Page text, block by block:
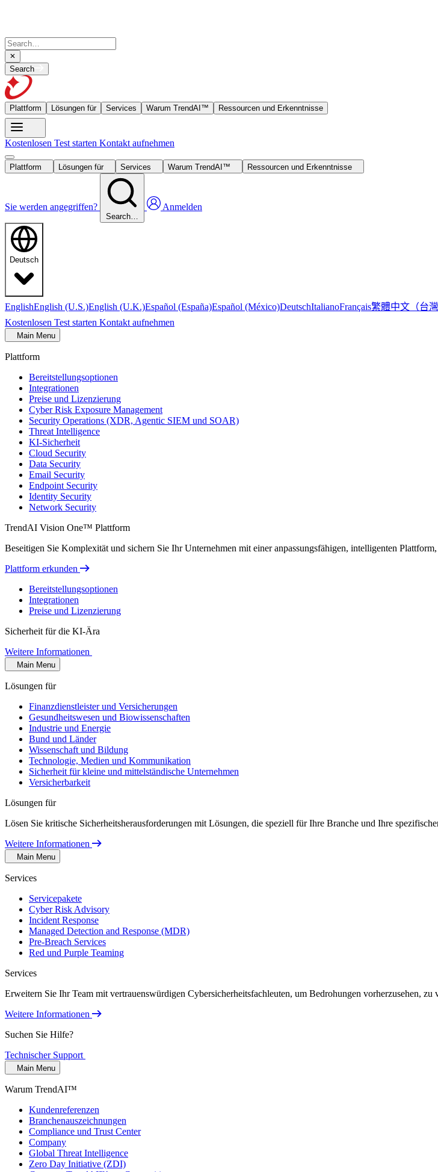
Search
Plattform Lösungen für Services Warum TrendAI™ Ressourcen und Erkenntnisse
Kostenlosen Test starten Kontakt aufnehmen
Plattform Lösungen für Services Warum TrendAI™ Ressourcen und Erkenntnisse
Sie werden angegriffen?
Search…
Anmelden
Deutsch
EnglishEnglish (U.S.)English (U.K.)Español (España)Español (México)DeutschItalianoFrançais繁體中文（台灣
Kostenlosen Test starten Kontakt aufnehmen
Main Menu
Plattform
Bereitstellungsoptionen
Integrationen
Preise und Lizenzierung
Cyber Risk Exposure Management
Security Operations (XDR, Agentic SIEM und SOAR)
Threat Intelligence
KI-Sicherheit
Cloud Security
Data Security
Email Security
Endpoint Security
Identity Security
Network Security
TrendAI Vision One™ Plattform
Beseitigen Sie Komplexität und sichern Sie Ihr Unternehmen mit einer anpassungsfähigen, intelligenten
Plattform erkunden
Bereitstellungsoptionen
Integrationen
Preise und Lizenzierung
Sicherheit für die KI-Ära
Weitere Informationen
Main Menu
Lösungen für
Finanzdienstleister und Versicherungen
Gesundheitswesen und Biowissenschaften
Industrie und Energie
Bund und Länder
Wissenschaft und Bildung
Technologie, Medien und Kommunikation
Sicherheit für kleine und mittelständische Unternehmen
Versicherbarkeit
Lösungen für
Lösen Sie kritische Sicherheitsherausforderungen mit Lösungen, die speziell für Ihre Branche und Ihre
Weitere Informationen
Main Menu
Services
Servicepakete
Cyber Risk Advisory
Incident Response
Managed Detection and Response (MDR)
Pre-Breach Services
Red und Purple Teaming
Services
Erweitern Sie Ihr Team mit vertrauenswürdigen Cybersicherheitsfachleuten, um Bedrohungen vorherzusehen, zu
Weitere Informationen
Suchen Sie Hilfe?
Technischer Support
Main Menu
Warum TrendAI™
Kundenreferenzen
Branchenauszeichnungen
Compliance und Trust Center
Company
Global Threat Intelligence
Zero Day Initiative (ZDI)